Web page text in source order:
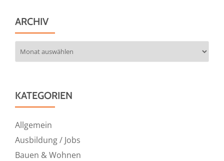
ARCHIV
KATEGORIEN
Allgemein
Ausbildung / Jobs
Bauen & Wohnen